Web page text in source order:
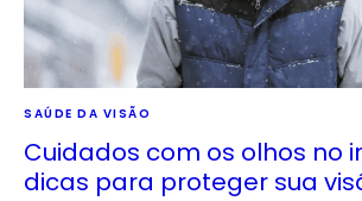
SAÚDE DA VISÃO
Cuidados com os olhos no
dicas para proteger sua